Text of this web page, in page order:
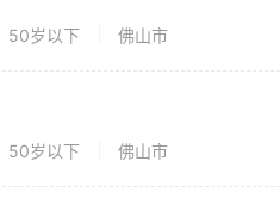
50岁以下 佛山市
50岁以下 佛山市